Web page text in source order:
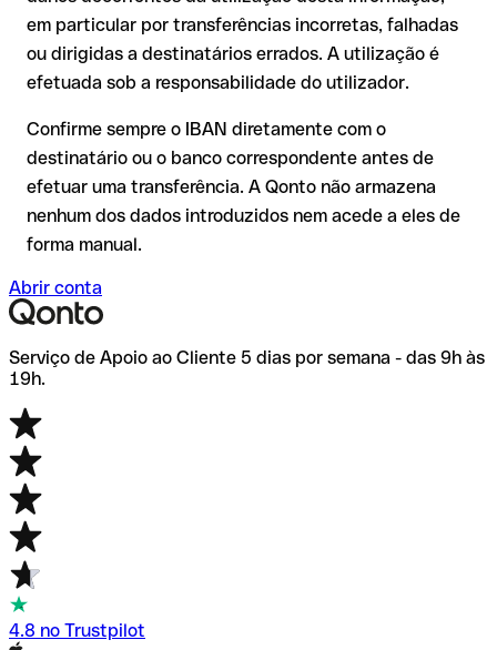
ser verificada pelo próprio mBank ou através de uma
transferência de teste.
comissões adicionais.
Recomendação
: verifique cada IBAN antes de efetuar uma
transferência com o nosso IBAN Checker gratuito e, em caso
de dúvida, confirme-o diretamente com o destinatário. Esta
precaução é especialmente importante com montantes
elevados ou em novas relações comerciais.
em particular por transferências incorretas, falhadas
ou dirigidas a destinatários errados. A utilização é
efetuada sob a responsabilidade do utilizador.
Confirme sempre o IBAN diretamente com o
destinatário ou o banco correspondente antes de
efetuar uma transferência. A Qonto não armazena
nenhum dos dados introduzidos nem acede a eles de
forma manual.
Abrir conta
Serviço de Apoio ao Cliente 5 dias por semana - das 9h às
19h.
4.8 no Trustpilot